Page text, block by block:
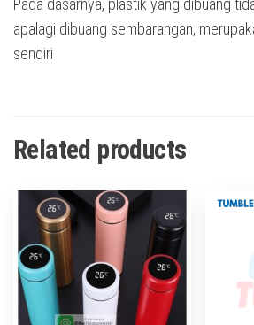
Pada dasarnya, plastik yang dibuang
apalagi dibuang sembarangan,
sendiri
Related products